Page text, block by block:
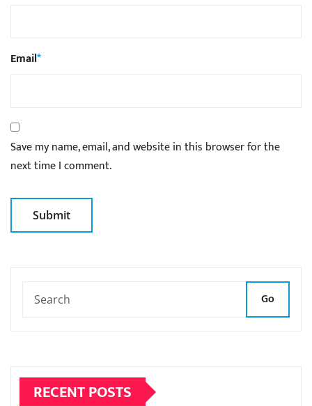
Email*
Save my name, email, and website in this browser for the
next time I comment.
Go
RECENT POSTS